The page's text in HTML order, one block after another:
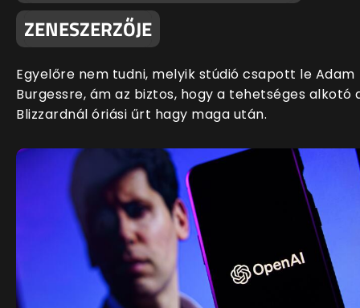
ZENESZERZŐJE
Egyelőre nem tudni, melyik stúdió csapott le Adam
Burgessre, ám az biztos, hogy a tehetséges alkotó
Blizzardnál óriási űrt hagy maga után.